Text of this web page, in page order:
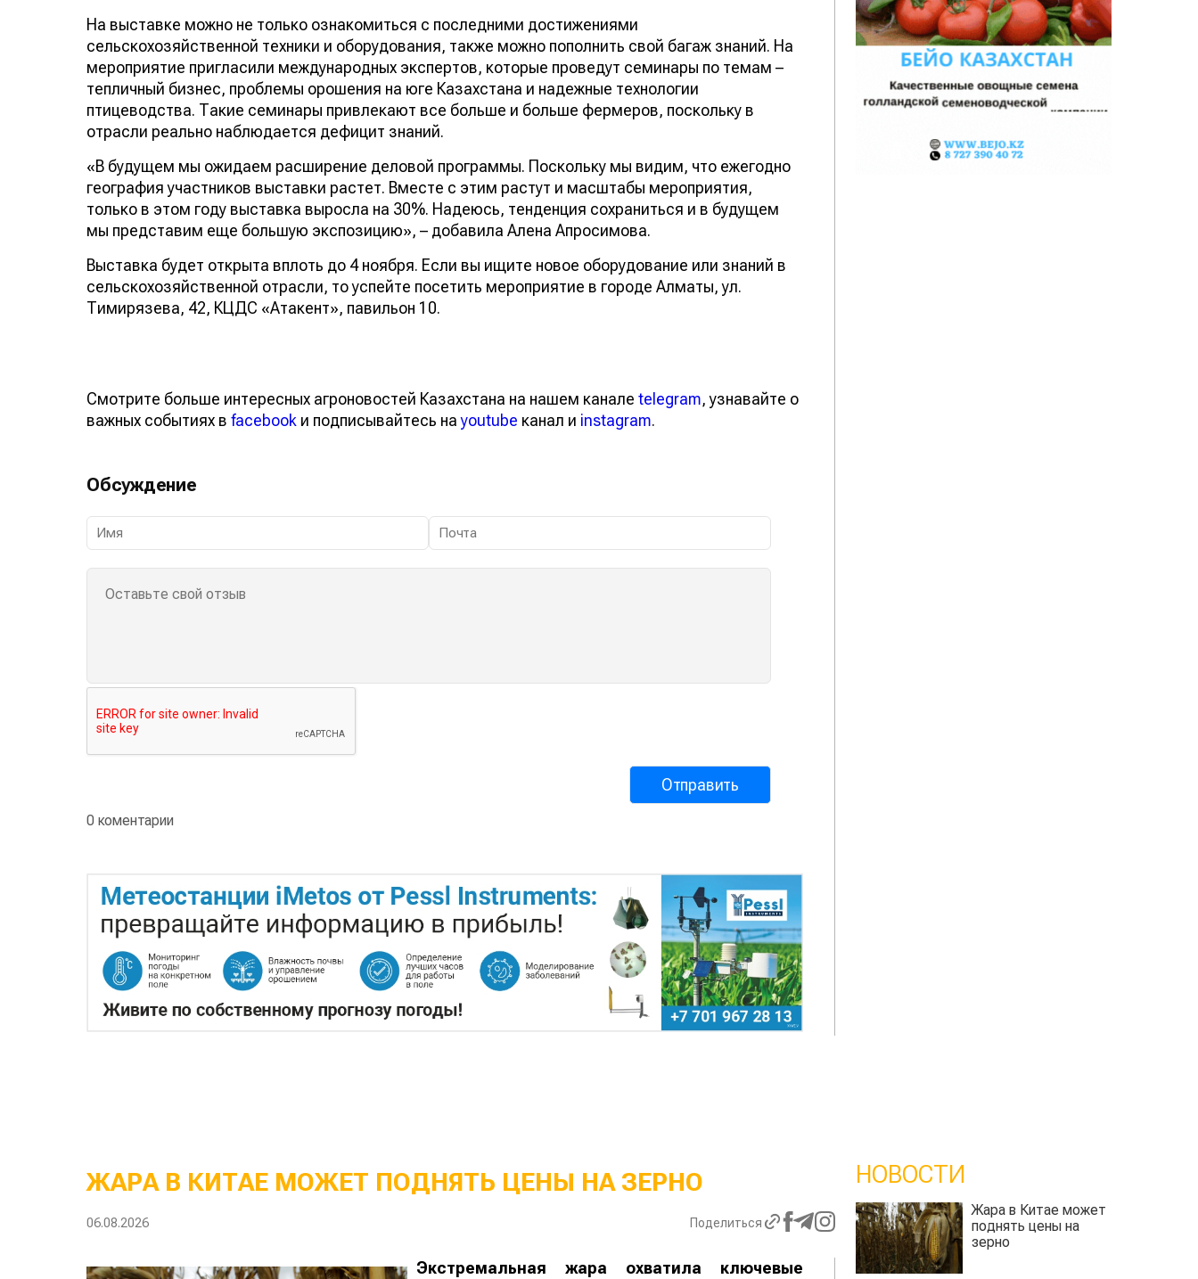
На выставке можно не только ознакомиться с последними достижениями
сельскохозяйственной техники и оборудования, также можно пополнить свой багаж знаний. На
мероприятие пригласили международных экспертов, которые проведут семинары по темам –
тепличный бизнес, проблемы орошения на юге Казахстана и надежные технологии
птицеводства. Такие семинары привлекают все больше и больше фермеров, поскольку в
отрасли реально наблюдается дефицит знаний.
«В будущем мы ожидаем расширение деловой программы. Поскольку мы видим, что ежегодно
география участников выставки растет. Вместе с этим растут и масштабы мероприятия,
только в этом году выставка выросла на 30%. Надеюсь, тенденция сохраниться и в будущем
мы представим еще большую экспозицию», – добавила Алена Апросимова.
Выставка будет открыта вплоть до 4 ноября. Если вы ищите новое оборудование или знаний в
сельскохозяйственной отрасли, то успейте посетить мероприятие в городе Алматы, ул.
Тимирязева, 42, КЦДС «Атакент», павильон 10.
Смотрите больше интересных агроновостей Казахстана на нашем канале telegram, узнавайте о
важных событиях в facebook и подписывайтесь наyoutube канал и instagram.
Обсуждение
0 коментарии
ЖАРА В КИТАЕ МОЖЕТ ПОДНЯТЬ ЦЕНЫ НА ЗЕРНО
06.08.2026 Поделиться
Экстремальная жара охватила ключевые
НОВОСТИ
Жара в Китае может
поднять цены на
зерно